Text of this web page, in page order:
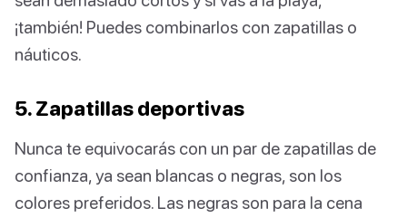
¡también! Puedes combinarlos con zapatillas o
náuticos.
5. Zapatillas deportivas
Nunca te equivocarás con un par de zapatillas de
confianza, ya sean blancas o negras, son los
colores preferidos. Las negras son para la cena